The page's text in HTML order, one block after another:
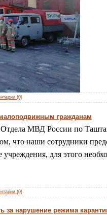
(0)
малоподвижным гражданам
МВД России по
что наши сотрудники
для этого
(0)
за нарушение режима